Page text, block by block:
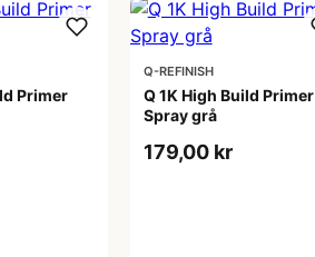
Primer
Q-REFINISH
Q 1K High Build Primer
Spray grå
179,00 kr